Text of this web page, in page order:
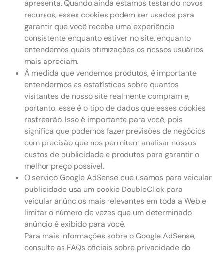
apresenta. Quando ainda estamos testando novos
recursos, esses cookies podem ser usados ​​para
garantir que você receba uma experiência
consistente enquanto estiver no site, enquanto
entendemos quais otimizações os nossos usuários
mais apreciam.
À medida que vendemos produtos, é importante
entendermos as estatísticas sobre quantos
visitantes de nosso site realmente compram e,
portanto, esse é o tipo de dados que esses cookies
rastrearão. Isso é importante para você, pois
significa que podemos fazer previsões de negócios
com precisão que nos permitem analisar nossos
custos de publicidade e produtos para garantir o
melhor preço possível.
O serviço Google AdSense que usamos para veicular
publicidade usa um cookie DoubleClick para
veicular anúncios mais relevantes em toda a Web e
limitar o número de vezes que um determinado
anúncio é exibido para você.
Para mais informações sobre o Google AdSense,
consulte as FAQs oficiais sobre privacidade do